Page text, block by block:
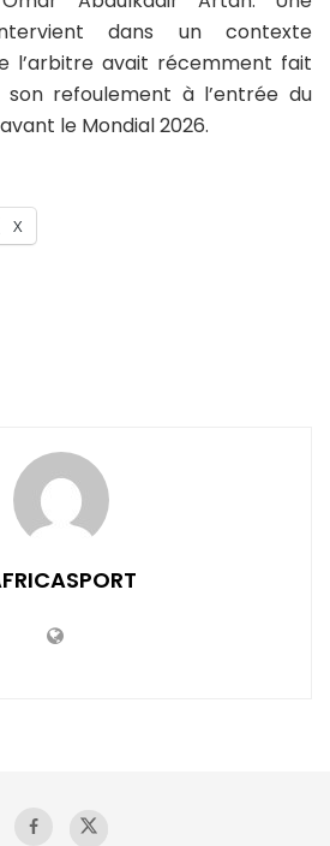
dans un contexte
l’arbitre avait récemment fait
refoulement à l’entrée du
le Mondial 2026.
X